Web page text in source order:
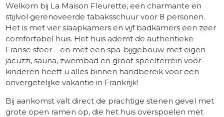
Welkom bij La Maison Fleurette, een charmante en
stijlvol gerenoveerde tabaksschuur voor 8 personen.
Het is met vier slaapkamers en vijf badkamers een zeer
comfortabel huis. Het huis ademt de authentieke
Franse sfeer – en met een spa-bijgebouw met eigen
jacuzzi, sauna, zwembad en groot speelterrein voor
kinderen heeft u alles binnen handbereik voor een
onvergetelijke vakantie in Frankrijk!
Bij aankomst valt direct de prachtige stenen gevel met
grote open ramen op, die het huis overspoelen met